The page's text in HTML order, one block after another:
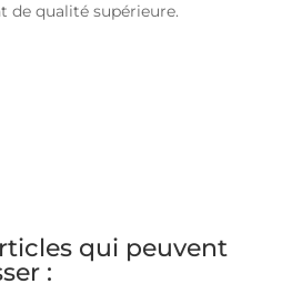
de qualité supérieure.
qui peuvent
: